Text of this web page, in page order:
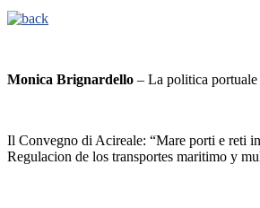
Monica Brignardello – La politica
Il Convegno di Acireale: “Mare porti e reti
Regulacion de los transportes maritimo y